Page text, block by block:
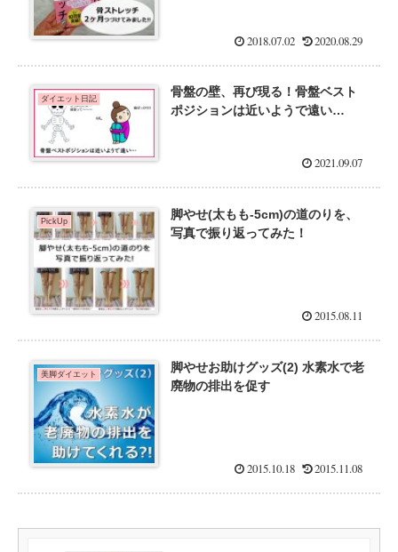
2018.07.02 2020.08.29
ダイエット日記
骨盤の壁、再び現る！骨盤ベスト
ポジションは近いようで遠い…
2021.09.07
PickUp
脚やせ(太もも-5cm)の道のりを、
写真で振り返ってみた！
2015.08.11
美脚ダイエット
脚やせお助けグッズ(2) 水素水で老
廃物の排出を促す
2015.10.18 2015.11.08